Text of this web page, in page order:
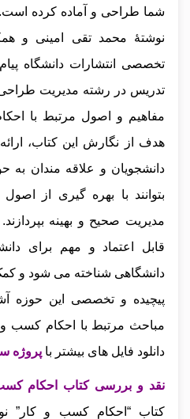
شما طراحی و آماده کرده
نوشتهٔ محمد تقی امینی و
تخصصی انتشارات دانشگاه
تدریس در رشته مدیریت
مفاهیم و اصول مرتبط با
هدف از نگارش این کتاب،
دانشجویان و علاقه‌ مندان به
بتوانند با بهره‌ گیری از
مدیریت صحیح و بهینه
قابل اعتماد و مهم برای
دانشگاهی شناخته می‌ شود و
پیچیده و تخصصی این حوزه
مباحث مرتبط با احکام کسب و
دانلود فایل های بیشتر با پروژه
نقد و بررسی کتاب احکام
کتاب“احکام کسب و کار”